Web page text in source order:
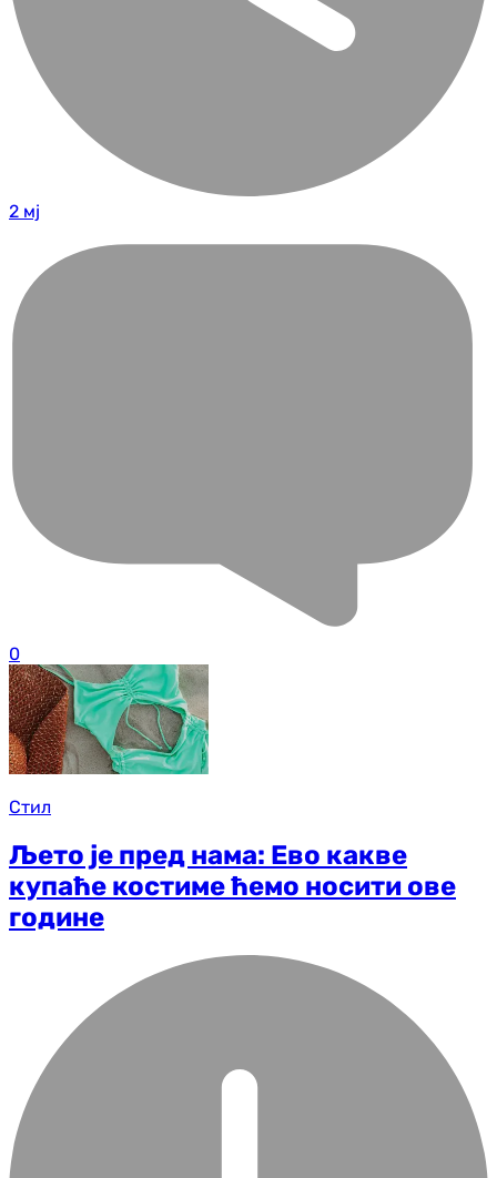
2 мј
0
Стил
Љето је пред нама: Ево какве
купаће костиме ћемо носити ове
године